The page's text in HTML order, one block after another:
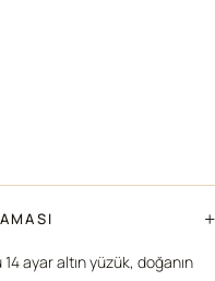
+
ayar altın yüzük, doğanın